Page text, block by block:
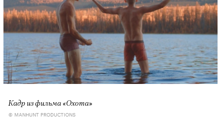
Кадр из фильма «Охота»
© MANHUNT PRODUCTIONS